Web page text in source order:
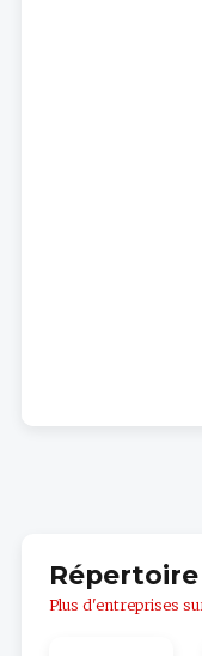
Plus d'entreprises